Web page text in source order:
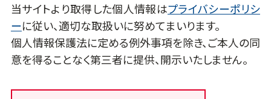
当サイトより取得した個人情報はプライバシーポリシ
ーに従い、適切な取扱いに努めてまいります。
個人情報保護法に定める例外事項を除き、ご本人の同
意を得ることなく第三者に提供、開示いたしません。